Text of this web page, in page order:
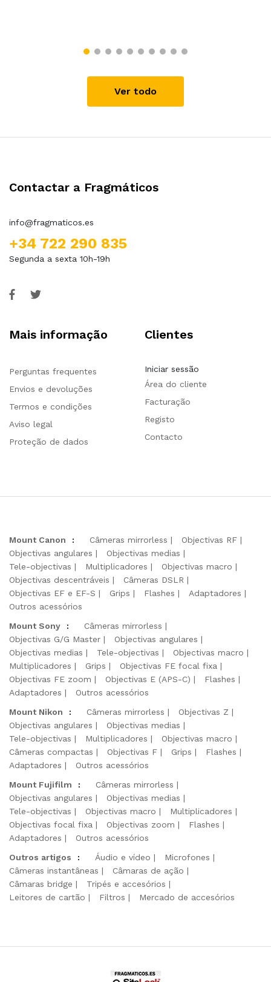
Ver todo
Contactar a Fragmáticos
info@fragmaticos.es
+34 722 290 835
Segunda a sexta 10h-19h
Mais informação
Perguntas frequentes
Envios e devoluções
Termos e condições
Aviso legal
Proteção de dados
Clientes
Iniciar sessão
Área do cliente
Facturação
Registo
Contacto
Mount Canon : Câmeras mirrorless
Objectivas RF
Objectivas angulares
Objectivas medias
Tele-objectivas
Multiplicadores
Objectivas macro
Objectivas descentráveis
Câmeras DSLR
Objectivas EF e EF-S
Grips Flashes
Adaptadores
Outros acessórios
Mount Sony
:
Câmeras mirrorless
Objectivas G/G Master
Objectivas angulares
Objectivas medias
Tele-objectivas
Objectivas macro
Multiplicadores
Grips
Objectivas FE focal fixa
Objectivas FE zoom
Objectivas E (APS-C)
Flashes
Adaptadores
Outros acessórios
Mount Nikon
: Câmeras mirrorless
Objectivas Z
Objectivas angulares
Objectivas medias
Tele-objectivas
Multiplicadores
Objectivas macro
Câmeras compactas
Objectivas F Grips
Flashes
Adaptadores
Outros acessórios
Mount Fujifilm
:
Câmeras mirrorless
Objectivas angulares
Objectivas medias
Tele-objectivas
Objectivas macro
Multiplicadores
Objectivas focal fixa
Objectivas zoom
Flashes
Adaptadores
Outros acessórios
Outros artigos
: Áudio e vídeo
Microfones
Câmeras instantâneas
Câmaras de ação
Câmaras bridge
Tripés e accesórios
Leitores de cartão
Filtros Mercado de accesórios